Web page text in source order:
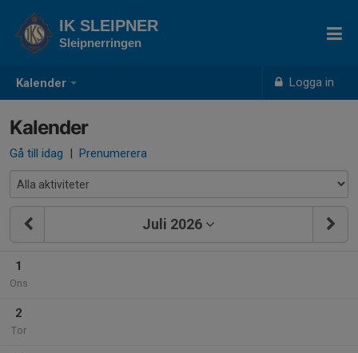
Kalender Logga in
IK SLEIPNER
Sleipnerringen
Kalender
Gå till idag | Prenumerera
Juli 2026
1
Ons
2
Tor